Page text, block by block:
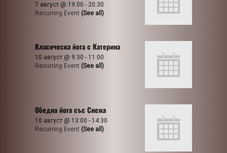
7 август @ 19:00 - 20:30
Recurring Event (See all)
Класическа йога с Катерина
10 август @ 9:30 - 11:00
Recurring Event (See all)
Обедна йога със Снежа
10 август @ 13:00 - 14:30
Recurring Event (See all)